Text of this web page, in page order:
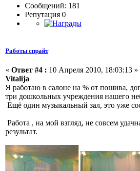
Сообщений: 181
Репутация 0
Работы спрайт
« Ответ #4 : 10 Апреля 2010, 18:03:13 »
Vitalija
Я работаю в салоне на % от пошива,
три дошкольных учреждения нашего
Ещё один музыкальный зал, это уже
Работа , на мой взгляд, не совсем
результат.